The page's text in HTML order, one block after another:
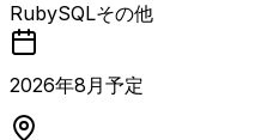
ンジニア案件。バックエン
ョンやAPIの設計・開発、
環境やコンテナ技術を活用
開発効率の向上を目指します。 Rubyを用いたWebア
ーション・API開発経験、
RubySQLその他
2026年8月予定